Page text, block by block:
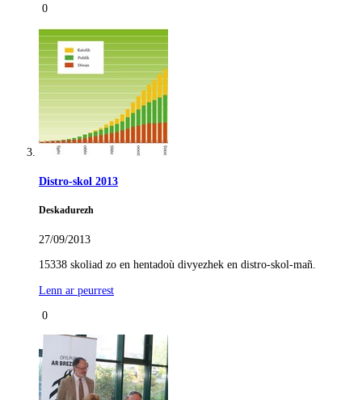
0
Distro-skol 2013
Deskadurezh
27/09/2013
15338 skoliad zo en hentadoù divyezhek en distro-skol-mañ.
Lenn ar peurrest
0